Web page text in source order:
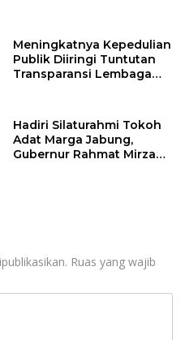
Meningkatnya Kepedulian
Publik Diiringi Tuntutan
Transparansi Lembaga
Hadiri Silaturahmi Tokoh
Adat Marga Jabung,
Gubernur Rahmat Mirzani
Ruas yang wajib